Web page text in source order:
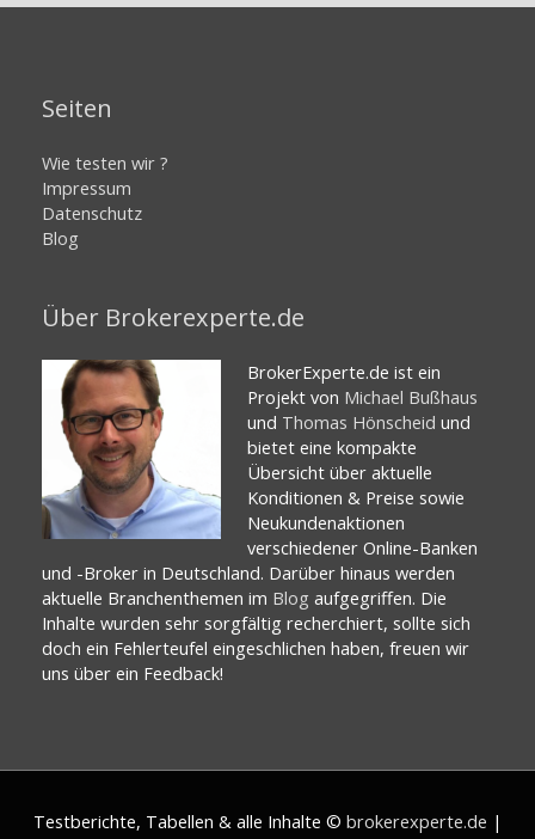
Seiten
Wie testen wir ?
Impressum
Datenschutz
Blog
Über Brokerexperte.de
BrokerExperte.de ist ein
Projekt von Michael Bußhaus
und Thomas Hönscheid und
bietet eine kompakte
Übersicht über aktuelle
Konditionen & Preise sowie
Neukundenaktionen
verschiedener Online-Banken
und -Broker in Deutschland. Darüber hinaus werden
aktuelle Branchenthemen im Blog aufgegriffen. Die
Inhalte wurden sehr sorgfältig recherchiert, sollte sich
doch ein Fehlerteufel eingeschlichen haben, freuen wir
uns über ein Feedback!
Testberichte, Tabellen & alle Inhalte © brokerexperte.de |